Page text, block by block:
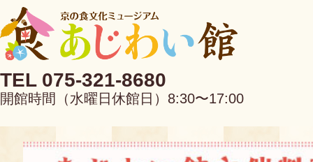
TEL 075-321-8680
開館時間（水曜日休館日）8:30〜17:00